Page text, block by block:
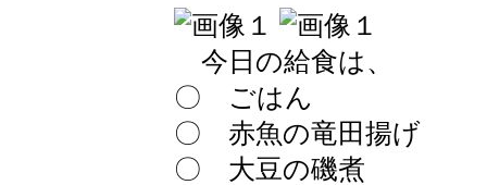
今日の給食は、
〇 ごはん
〇 赤魚の竜田揚げ
〇 大豆の磯煮